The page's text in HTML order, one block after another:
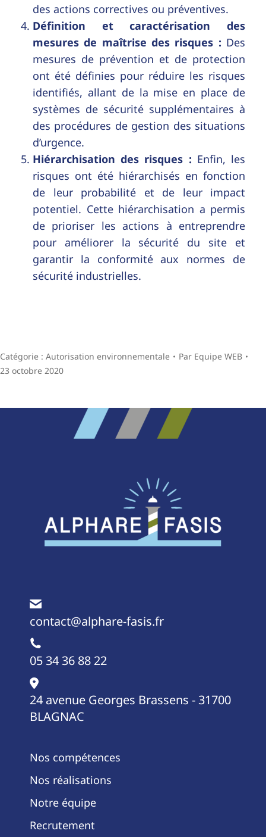
des actions correctives ou préventives.
Définition et caractérisation des
mesures de maîtrise des risques : Des
mesures de prévention et de protection
ont été définies pour réduire les risques
identifiés, allant de la mise en place de
systèmes de sécurité supplémentaires à
des procédures de gestion des situations
d’urgence.
Hiérarchisation des risques : Enfin, les
risques ont été hiérarchisés en fonction
de leur probabilité et de leur impact
potentiel. Cette hiérarchisation a permis
de prioriser les actions à entreprendre
pour améliorer la sécurité du site et
garantir la conformité aux normes de
sécurité industrielles.
Catégorie : Autorisation environnementale Par Equipe WEB
23 octobre 2020
Navigation
contact@alphare-fasis.fr
05 34 36 88 22
24 avenue Georges Brassens - 31700
BLAGNAC
Nos compétences
Nos réalisations
Notre équipe
Recrutement